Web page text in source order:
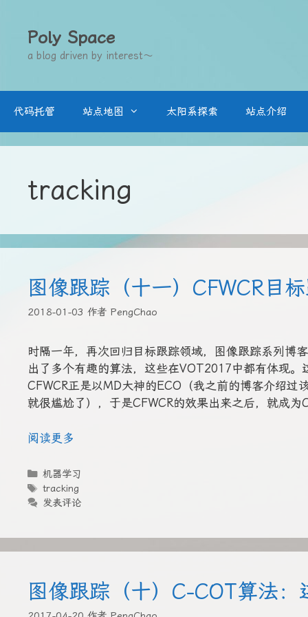
Poly Space
a blog driven by interest～
代码托管 站点地图 太阳系探索 站点介绍
tracking
图像跟踪（十一）CFWCR目
2018-01-03 作者 PengChao
时隔一年，再次回归目标跟踪领域，图像跟踪系列博
出了多个有趣的算法，这些在VOT2017中都有体现
CFWCR正是以MD大神的ECO（我之前的博客介绍
就很尴尬了），于是CFWCR的效果出来之后，就成为
阅读更多
分
类
机器学习
标
签
tracking
发表评论
图像跟踪（十）C-COT算法